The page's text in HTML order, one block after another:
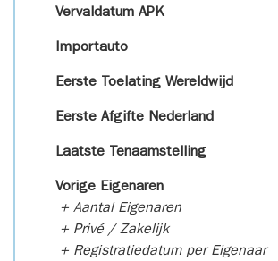
Vervaldatum APK
Importauto
Eerste Toelating Wereldwijd
Eerste Afgifte Nederland
Laatste Tenaamstelling
Vorige Eigenaren
+ Aantal Eigenaren
+ Privé / Zakelijk
+ Registratiedatum per Eigenaar